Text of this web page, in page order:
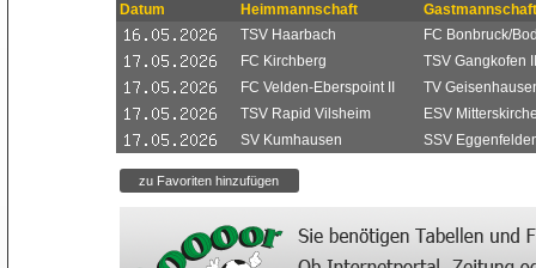
Datum Heimmannschaft
Gastmannschaft
TSV Haarbach
FC Bonbruck/
FC Kirchberg
TSV Gangkofen II
FC Velden-Eberspoint II
TV
TSV Rapid Vilsheim
ESV
SV Kumhausen
SSV